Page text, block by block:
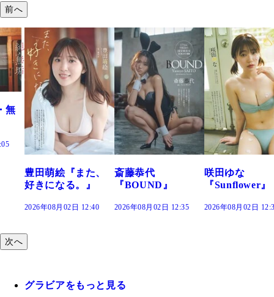
前へ
斎藤恭代
『BOUND』
2026年08月02日 12:35
咲田ゆな
『Sunflower』
2026年08月02日 12:30
藤水咲桜『花
だまり』
2026年08月02日
次へ
グラビアをもっと見る